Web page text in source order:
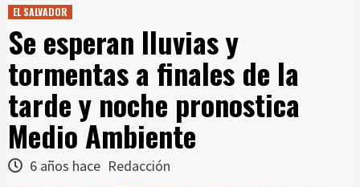
EL SALVADOR
Se esperan lluvias y
tormentas a finales de la
tarde y noche pronostica
Medio Ambiente
6 años hace Redacción